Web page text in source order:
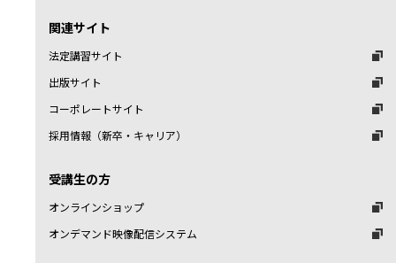
関連サイト
法定講習サイト
出版サイト
コーポレートサイト
採用情報（新卒・キャリア）
受講生の方
オンラインショップ
オンデマンド映像配信システム